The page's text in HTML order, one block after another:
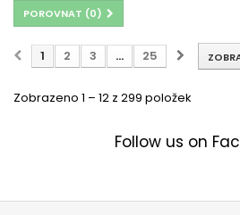
POROVNAT (0)
1 2 3 ... 25
Zobrazeno 1 – 12 z 299 položek
Follow us on